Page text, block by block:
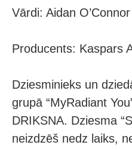
Vārdi: Aidan O’Connor
Producents: Kaspars
Dziesminieks un
grupā “MyRadiant
DRIKSNA. Dziesma
neizdzēš nedz laiks,